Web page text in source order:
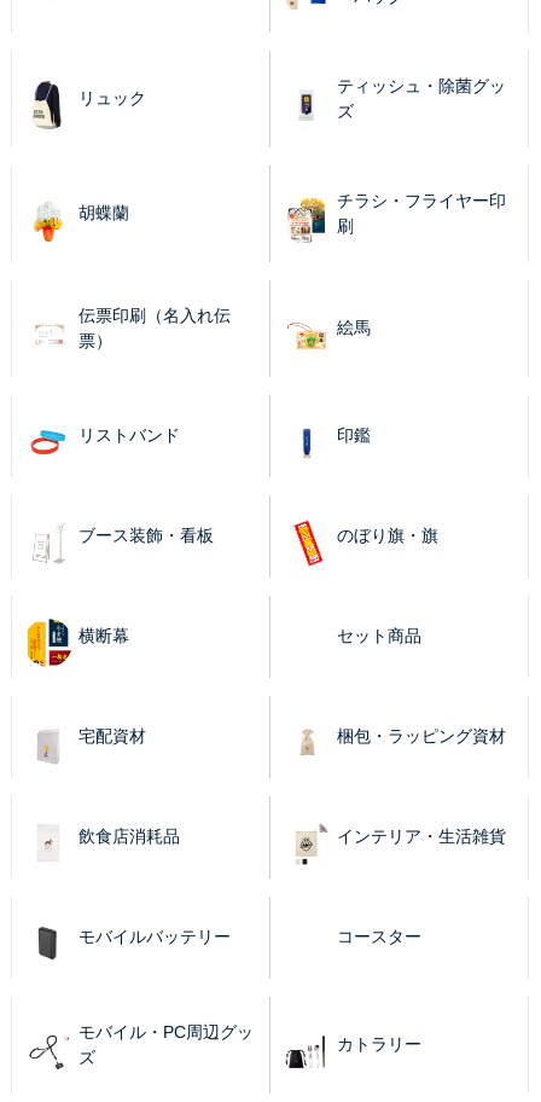
リュック
ティッシュ・除菌グッ
ズ
胡蝶蘭
チラシ・フライヤー印
刷
伝票印刷（名入れ伝
票）
絵馬
リストバンド 印鑑
ブース装飾・看板 のぼり旗・旗
横断幕 セット商品
宅配資材 梱包・ラッピング資材
飲食店消耗品 インテリア・生活雑貨
モバイルバッテリー コースター
モバイル・PC周辺グッ
ズ
カトラリー